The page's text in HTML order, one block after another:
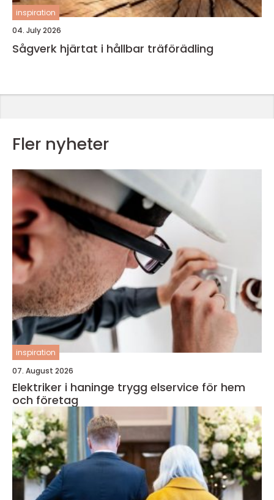
inspiration
04. July 2026
Sågverk hjärtat i hållbar träförädling
Fler nyheter
inspiration
07. August 2026
Elektriker i haninge trygg elservice för hem
och företag